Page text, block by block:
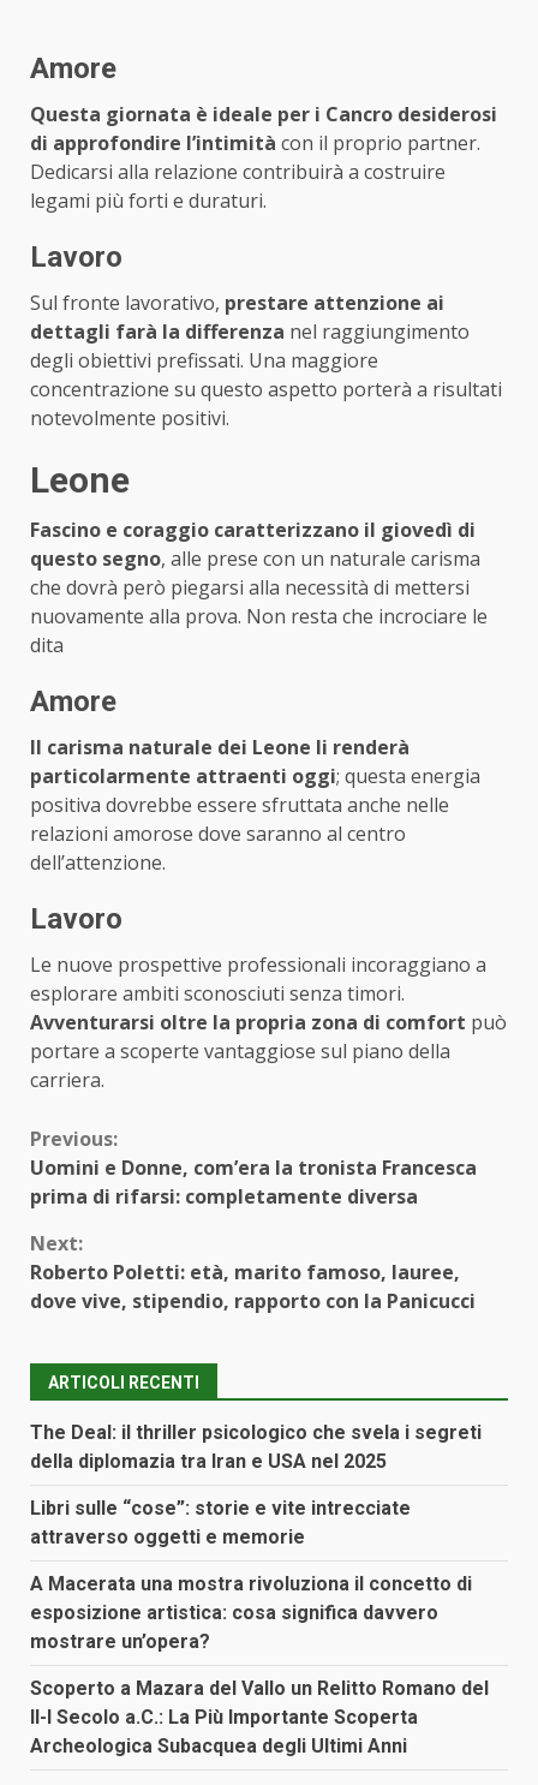
Amore
Questa giornata è ideale per i Cancro desiderosi
di approfondire l’intimità con il proprio partner.
Dedicarsi alla relazione contribuirà a costruire
legami più forti e duraturi.
Lavoro
Sul fronte lavorativo, prestare attenzione ai
dettagli farà la differenza nel raggiungimento
degli obiettivi prefissati. Una maggiore
concentrazione su questo aspetto porterà a risultati
notevolmente positivi.
Leone
Fascino e coraggio caratterizzano il giovedì di
questo segno, alle prese con un naturale carisma
che dovrà però piegarsi alla necessità di mettersi
nuovamente alla prova. Non resta che incrociare le
dita
Amore
Il carisma naturale dei Leone li renderà
particolarmente attraenti oggi; questa energia
positiva dovrebbe essere sfruttata anche nelle
relazioni amorose dove saranno al centro
dell’attenzione.
Lavoro
Le nuove prospettive professionali incoraggiano a
esplorare ambiti sconosciuti senza timori.
Avventurarsi oltre la propria zona di comfort può
portare a scoperte vantaggiose sul piano della
carriera.
Continue
Reading
Previous:
Uomini e Donne, com’era la tronista Francesca
prima di rifarsi: completamente diversa
Next:
Roberto Poletti: età, marito famoso, lauree,
dove vive, stipendio, rapporto con la Panicucci
ARTICOLI RECENTI
The Deal: il thriller psicologico che svela i segreti
della diplomazia tra Iran e USA nel 2025
Libri sulle “cose”: storie e vite intrecciate
attraverso oggetti e memorie
A Macerata una mostra rivoluziona il concetto di
esposizione artistica: cosa significa davvero
mostrare un’opera?
Scoperto a Mazara del Vallo un Relitto Romano del
II-I Secolo a.C.: La Più Importante Scoperta
Archeologica Subacquea degli Ultimi Anni